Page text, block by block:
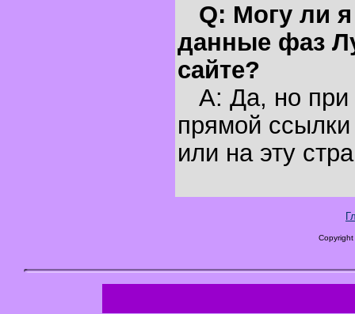
Q: Могу ли
данные фаз
сайте?
A: Да, но при
прямой
или на эту